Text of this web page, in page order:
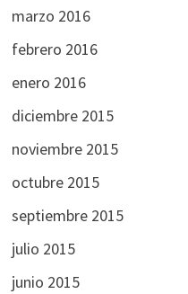
marzo 2016
febrero 2016
enero 2016
diciembre 2015
noviembre 2015
octubre 2015
septiembre 2015
julio 2015
junio 2015